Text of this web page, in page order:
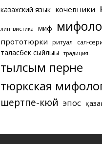
казахский язык кочевники
лингвистика миф
прототюрки ритуал сал-
таласбек сыйлығы
традиция.
тылсым перне
тюркская
шертпе-кюй эпос